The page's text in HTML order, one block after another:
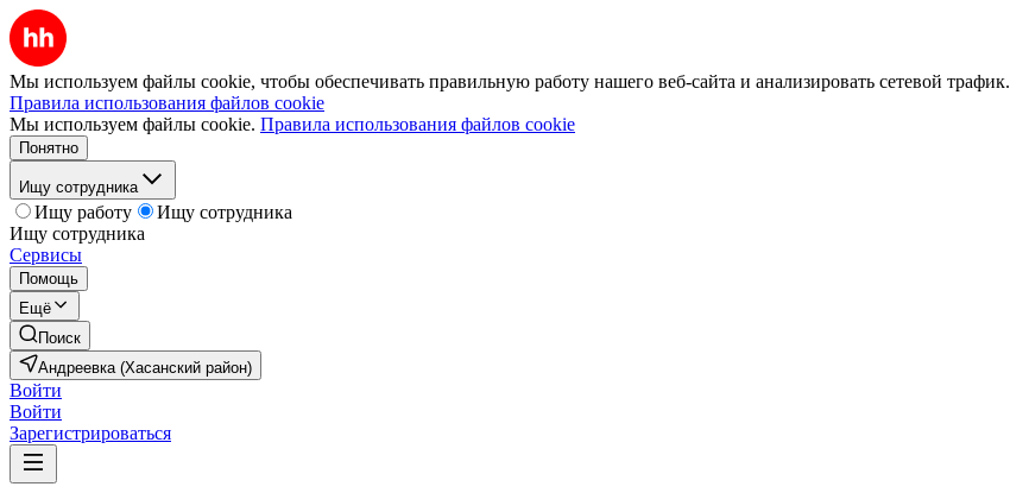
Мы используем файлы cookie, чтобы обеспечивать правильную работу нашего веб-сайта и анализировать сетевой трафик.
Правила использования файлов cookie
Мы используем файлы cookie. Правила использования файлов cookie
Понятно
Ищу сотрудника
Ищу работу
Ищу сотрудника
Ищу сотрудника
Сервисы
Помощь
Ещё
Поиск
Андреевка (Хасанский район)
Войти
Войти
Зарегистрироваться